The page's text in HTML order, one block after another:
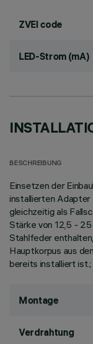
ZVEI code
LED-Strom (mA)
BESCHREIBUNG
Einsetzen der
installierten
gleichzeitig als
Stärke von 12,5 -
Stahlfeder
Hauptkorpus aus
bereits installiert ist.;
Montage
Verdrahtung